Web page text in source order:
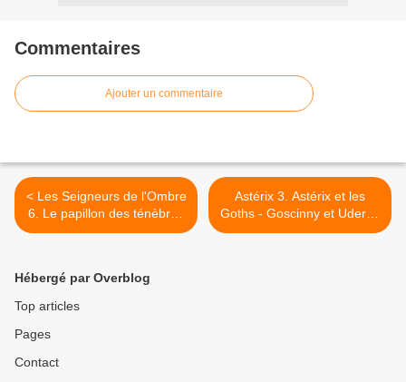
Commentaires
Ajouter un commentaire
< Les Seigneurs de l'Ombre
6. Le papillon des ténèbres
- Gena Showalter
Astérix 3. Astérix et les
Goths - Goscinny et Uderzo
>
Hébergé par Overblog
Top articles
Pages
Contact